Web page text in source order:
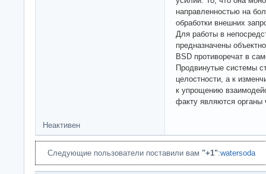
направленностью на
обработки внешних
Для работы в
предназначены
BSD противоречат в
Продвинутые системы
целостности, а к
к упрощению
факту являются органы
Неактивен
Следующие пользователи поставили вам "+1":watersoda